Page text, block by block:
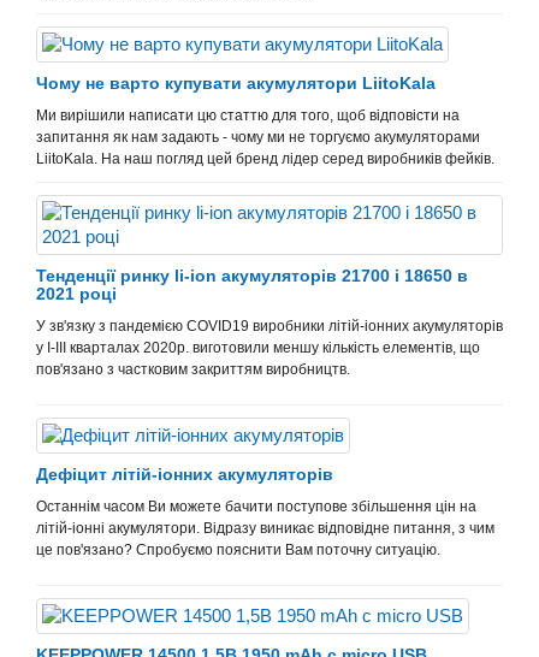
Чому не варто купувати акумулятори LiitoKala
Ми вирішили написати цю статтю для того, щоб відповісти на
запитання як нам задають - чому ми не торгуємо акумуляторами
LiitoKala. На наш погляд цей бренд лідер серед виробників фейків.
Тенденції ринку li-ion акумуляторів 21700 і 18650 в
2021 році
У зв'язку з пандемією COVID19 виробники літій-іонних акумуляторів
у І-ІІІ кварталах 2020р. виготовили меншу кількість елементів, що
пов'язано з частковим закриттям виробництв.
Дефіцит літій-іонних акумуляторів
Останнім часом Ви можете бачити поступове збільшення цін на
літій-іонні акумулятори. Відразу виникає відповідне питання, з чим
це пов'язано? Спробуємо пояснити Вам поточну ситуацію.